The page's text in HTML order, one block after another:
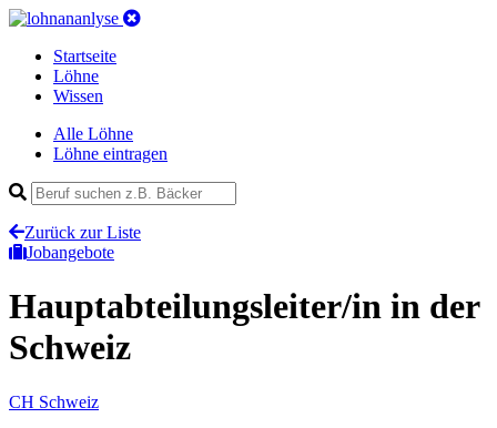
Startseite
Löhne
Wissen
Alle Löhne
Löhne eintragen
Zurück zur Liste
Jobangebote
Hauptabteilungsleiter/in in der
Schweiz
CH Schweiz